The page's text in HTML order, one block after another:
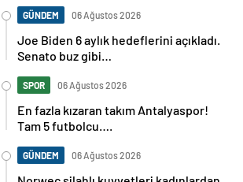
Joe Biden 6 aylık hedeflerini açıkladı.
Senato buz gibi…
En fazla kızaran takım Antalyaspor!
Tam 5 futbolcu….
Norweç silahlı kuvvetleri kadınlardan